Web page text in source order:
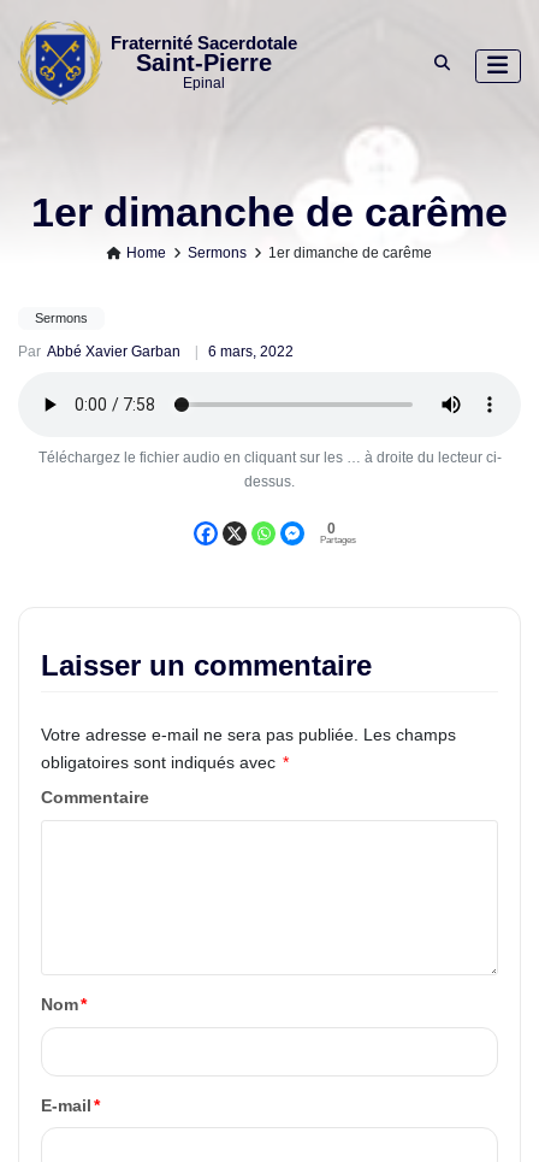
content
Fraternité Sacerdotale
Saint-Pierre
Epinal
1er dimanche de carême
Home Sermons 1er dimanche de carême
Sermons
Par Abbé Xavier Garban 6 mars, 2022
Téléchargez le fichier audio en cliquant sur les … à droite du lecteur ci-
dessus.
0
Partages
Laisser un commentaire
Votre adresse e-mail ne sera pas publiée.
Les champs
obligatoires sont indiqués avec *
Commentaire
Nom*
E-mail *